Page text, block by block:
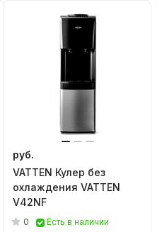
руб.
VATTEN Кулер без
охлаждения VATTEN
V42NF
0 Есть в наличии